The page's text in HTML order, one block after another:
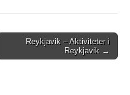
Reykjavik – Aktiviteter i
Reykjavik →